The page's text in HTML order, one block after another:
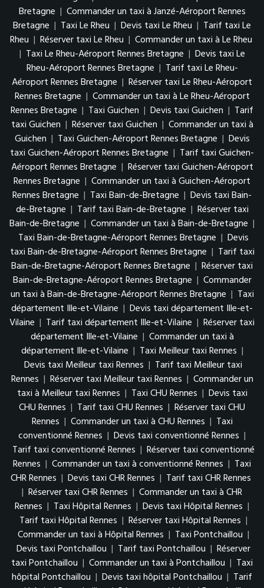
Bretagne | Commander un taxi à Janzé-Aéroport Rennes
Bretagne | Taxi Le Rheu | Devis taxi Le Rheu | Tarif taxi Le
Rheu | Réserver taxi Le Rheu | Commander un taxi à Le Rheu
| Taxi Le Rheu-Aéroport Rennes Bretagne | Devis taxi Le
Rheu-Aéroport Rennes Bretagne | Tarif taxi Le Rheu-
Aéroport Rennes Bretagne | Réserver taxi Le Rheu-Aéroport
Rennes Bretagne | Commander un taxi à Le Rheu-Aéroport
Rennes Bretagne | Taxi Guichen | Devis taxi Guichen | Tarif
taxi Guichen | Réserver taxi Guichen | Commander un taxi à
Guichen | Taxi Guichen-Aéroport Rennes Bretagne | Devis
taxi Guichen-Aéroport Rennes Bretagne | Tarif taxi Guichen-
Aéroport Rennes Bretagne | Réserver taxi Guichen-Aéroport
Rennes Bretagne | Commander un taxi à Guichen-Aéroport
Rennes Bretagne | Taxi Bain-de-Bretagne | Devis taxi Bain-
de-Bretagne | Tarif taxi Bain-de-Bretagne | Réserver taxi
Bain-de-Bretagne | Commander un taxi à Bain-de-Bretagne |
Taxi Bain-de-Bretagne-Aéroport Rennes Bretagne | Devis
taxi Bain-de-Bretagne-Aéroport Rennes Bretagne | Tarif taxi
Bain-de-Bretagne-Aéroport Rennes Bretagne | Réserver taxi
Bain-de-Bretagne-Aéroport Rennes Bretagne | Commander
un taxi à Bain-de-Bretagne-Aéroport Rennes Bretagne | Taxi
département Ille-et-Vilaine | Devis taxi département Ille-et-
Vilaine | Tarif taxi département Ille-et-Vilaine | Réserver taxi
département Ille-et-Vilaine | Commander un taxi à
département Ille-et-Vilaine | Taxi Meilleur taxi Rennes |
Devis taxi Meilleur taxi Rennes | Tarif taxi Meilleur taxi
Rennes | Réserver taxi Meilleur taxi Rennes | Commander un
taxi à Meilleur taxi Rennes | Taxi CHU Rennes | Devis taxi
CHU Rennes | Tarif taxi CHU Rennes | Réserver taxi CHU
Rennes | Commander un taxi à CHU Rennes | Taxi
conventionné Rennes | Devis taxi conventionné Rennes |
Tarif taxi conventionné Rennes | Réserver taxi conventionné
Rennes | Commander un taxi à conventionné Rennes | Taxi
CHR Rennes | Devis taxi CHR Rennes | Tarif taxi CHR Rennes
| Réserver taxi CHR Rennes | Commander un taxi à CHR
Rennes | Taxi Hôpital Rennes | Devis taxi Hôpital Rennes |
Tarif taxi Hôpital Rennes | Réserver taxi Hôpital Rennes |
Commander un taxi à Hôpital Rennes | Taxi Pontchaillou |
Devis taxi Pontchaillou | Tarif taxi Pontchaillou | Réserver
taxi Pontchaillou | Commander un taxi à Pontchaillou | Taxi
hôpital Pontchaillou | Devis taxi hôpital Pontchaillou | Tarif